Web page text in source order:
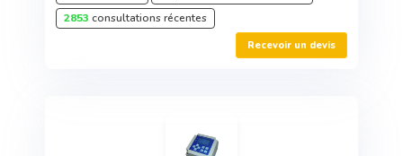
2853 consultations récentes
Recevoir un devis